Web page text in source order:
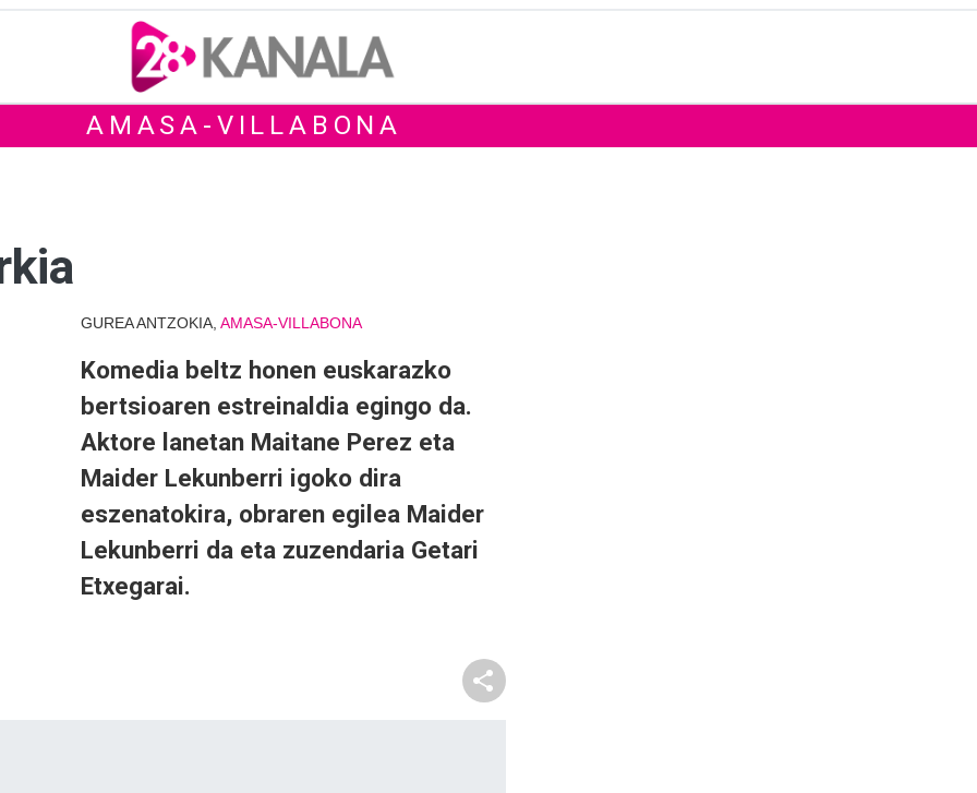
AMASA-VILLABONA
GUREA ANTZOKIA, AMASA-VILLABONA
Komedia beltz honen euskarazko
bertsioaren estreinaldia egingo da.
Aktore lanetan Maitane Perez eta
Maider Lekunberri igoko dira
eszenatokira, obraren egilea Maider
Lekunberri da eta zuzendaria Getari
Etxegarai.